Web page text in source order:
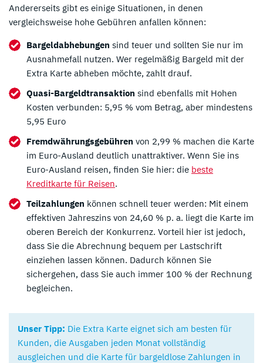
Andererseits gibt es einige Situationen, in denen
vergleichsweise hohe Gebühren anfallen können:
Bargeldabhebungen sind teuer und sollten Sie nur im
Ausnahmefall nutzen. Wer regelmäßig Bargeld mit der
Extra Karte abheben möchte, zahlt drauf.
Quasi-Bargeldtransaktion sind ebenfalls mit Hohen
Kosten verbunden: 5,95 % vom Betrag, aber mindestens
5,95 Euro
Fremdwährungsgebühren von 2,99 % machen die Karte
im Euro-Ausland deutlich unattraktiver. Wenn Sie ins
Euro-Ausland reisen, finden Sie hier: die beste
Kreditkarte für Reisen.
Teilzahlungen können schnell teuer werden: Mit einem
effektiven Jahreszins von 24,60 % p. a. liegt die Karte im
oberen Bereich der Konkurrenz. Vorteil hier ist jedoch,
dass Sie die Abrechnung bequem per Lastschrift
einziehen lassen können. Dadurch können Sie
sichergehen, dass Sie auch immer 100 % der Rechnung
begleichen.
Unser Tipp: Die Extra Karte eignet sich am besten für
Kunden, die Ausgaben jeden Monat vollständig
ausgleichen und die Karte für bargeldlose Zahlungen in